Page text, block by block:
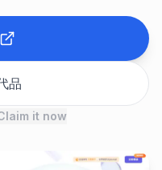
品
it now